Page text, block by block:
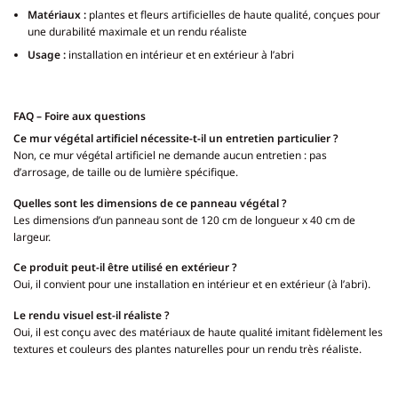
Matériaux :plantes et fleurs artificielles de haute qualité, conçues pour
une durabilité maximale et un rendu réaliste
Usage :installation en intérieur et en extérieur à l’abri
FAQ – Foire aux questions
Ce mur végétal artificiel nécessite-t-il un entretien particulier ?
Non, ce mur végétal artificiel ne demande aucun entretien : pas
d’arrosage, de taille ou de lumière spécifique.
Quelles sont les dimensions de ce panneau végétal ?
Les dimensions d’un panneau sont de 120 cm de longueur x 40 cm de
largeur.
Ce produit peut-il être utilisé en extérieur ?
Oui, il convient pour une installation en intérieur et en extérieur (à l’abri).
Le rendu visuel est-il réaliste ?
Oui, il est conçu avec des matériaux de haute qualité imitant fidèlement les
textures et couleurs des plantes naturelles pour un rendu très réaliste.